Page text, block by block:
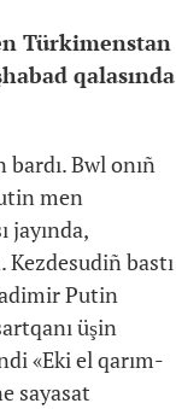
Türkimenstan
qalasında
Bwl onıñ
men
jayında,
bastı
Putin
üşin
«Eki el qarım-
sayasat